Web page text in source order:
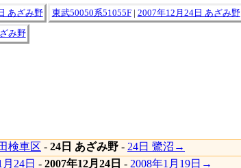
あざみ野 東武50050系51055F| 2007年12月24日 あざみ野
み野
検車区 - 24日 あざみ野 - 24日 鷺沼→
24日 - 2007年12月24日 - 2008年1月19日→